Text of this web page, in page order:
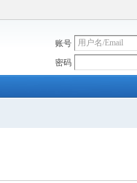
账号
密码